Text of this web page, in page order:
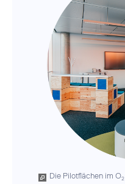
Die Pilotflächen im O2